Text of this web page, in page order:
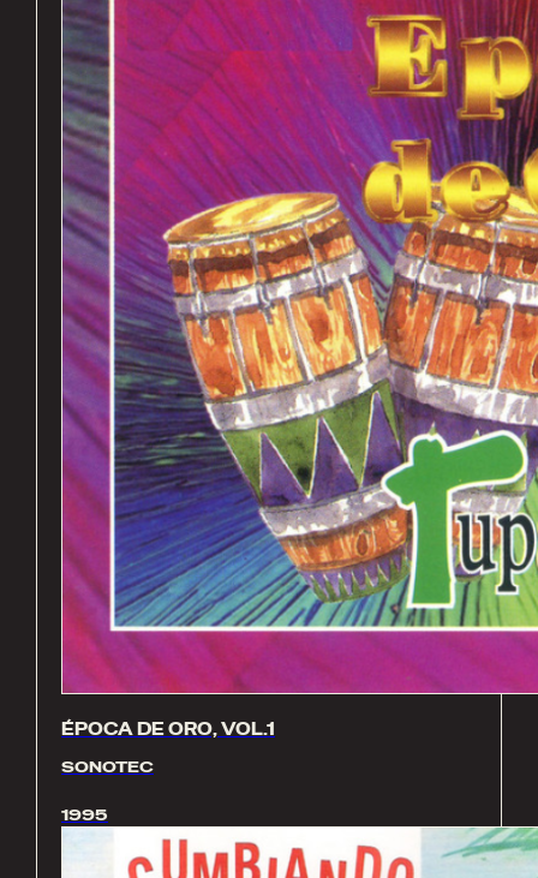
ÉPOCA DE ORO, VOL.1
SONOTEC
1995